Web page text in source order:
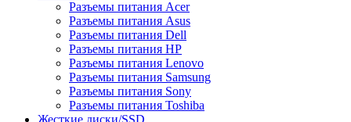
Разъемы питания Acer
Разъемы питания Asus
Разъемы питания Dell
Разъемы питания HP
Разъемы питания Lenovo
Разъемы питания Samsung
Разъемы питания Sony
Разъемы питания Toshiba
Жесткие диски/SSD